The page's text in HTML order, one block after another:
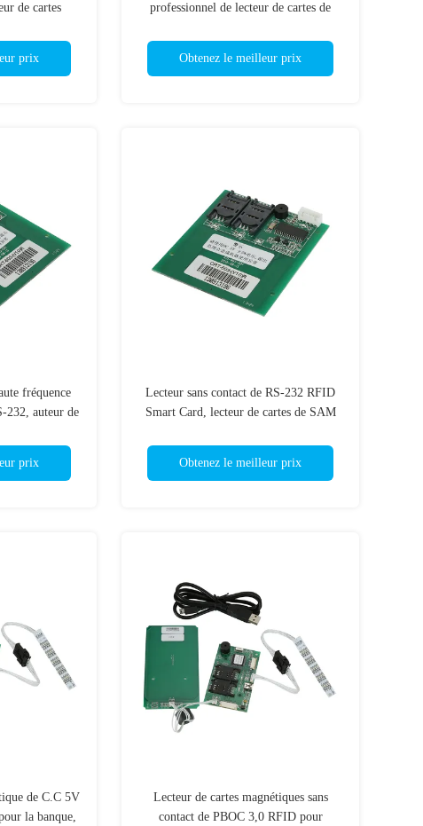
de cartes
prix
professionnel de lecteur de cartes de
Obtenez le meilleur prix
fréquence
232, auteur de
prix
Lecteur sans contact de RS-232 RFID
Smart Card, lecteur de cartes de SAM
Obtenez le meilleur prix
de C.C 5V
la banque,
Lecteur de cartes magnétiques sans
contact de PBOC 3,0 RFID pour